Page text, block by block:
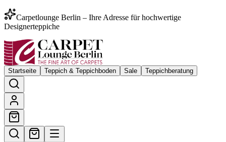
Carpetlounge Berlin – Ihre Adresse für hochwertige
Designerteppiche
Startseite Teppich & Teppichboden Sale Teppichberatung